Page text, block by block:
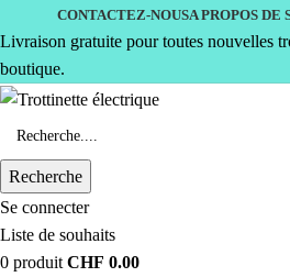
CONTACTEZ-NOUSA PROPOS DE
Livraison gratuite pour toutes nouvelles
boutique.
Recherche
Se connecter
Liste de souhaits
0 produit CHF 0.00